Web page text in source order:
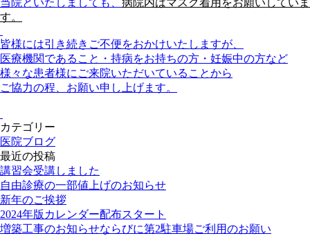
当院といたしましても、 病院内はマスク着用をお願いしていま
す。
皆様には引き続きご不便をおかけいたしますが、
医療機関であること・持病をお持ちの方・妊娠中の方など
様々な患者様にご来院いただいていることから
ご協力の程、お願い申し上げます。
カテゴリー
医院ブログ
最近の投稿
講習会受講しました
自由診療の一部値上げのお知らせ
新年のご挨拶
2024年版カレンダー配布スタート
増築工事のお知らせならびに第2駐車場ご利用のお願い